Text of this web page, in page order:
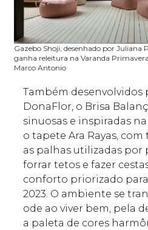
Gazebo Shoji, desenhado por Juliana
ganha releitura na Varanda
Marco Antonio
Também desenvolvidos
DonaFlor, o Brisa
sinuosas e inspiradas
o tapete Ara Rayas,
as palhas utilizadas por
forrar tetos e fazer
conforto priorizado
2023. O ambiente se
ode ao viver bem, pela
a paleta de cores